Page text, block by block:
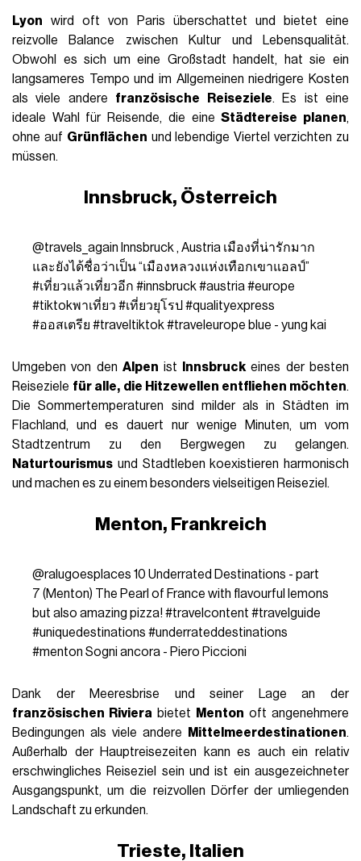
Lyon wird oft von Paris überschattet und bietet eine
reizvolle Balance zwischen Kultur und Lebensqualität.
Obwohl es sich um eine Großstadt handelt, hat sie ein
langsameres Tempo und im Allgemeinen niedrigere Kosten
als viele andere französische Reiseziele. Es ist eine
ideale Wahl für Reisende, die eineStädtereise planen,
ohne auf Grünflächen und lebendige Viertel verzichten zu
müssen.
Innsbruck, Österreich
@travels_again Innsbruck , Austria เมืองที่น่ารักมาก
และยังได้ชื่อว่าเป็น “เมืองหลวงแห่งเทือกเขาแอลป์”
#เที่ยวแล้วเที่ยวอีก #innsbruck #austria#europe
#tiktokพาเที่ยว #เที่ยวยุโรป #qualityexpress
#ออสเตรีย #traveltiktok #traveleurope blue - yung kai
Umgeben von den Alpen ist Innsbruck eines der besten
Reiseziele für alle, die Hitzewellen entfliehen möchten.
Die Sommertemperaturen sind milder als in Städten im
Flachland, und es dauert nur wenige Minuten, um vom
Stadtzentrum zu den Bergwegen zu gelangen.
Naturtourismus und Stadtleben koexistieren harmonisch
und machen es zu einem besonders vielseitigen Reiseziel.
Menton, Frankreich
@ralugoesplaces 10 Underrated Destinations - part
7 (Menton) The Pearl of France with flavourful lemons
but also amazing pizza! #travelcontent #travelguide
#uniquedestinations #underrateddestinations
#menton Sogni ancora - Piero Piccioni
Dank der Meeresbrise und seiner Lage an der
französischen Riviera bietet Menton oft angenehmere
Bedingungen als viele andere
Mittelmeerdestinationen.
Außerhalb der Hauptreisezeiten kann es auch ein relativ
erschwingliches Reiseziel sein und ist ein ausgezeichneter
Ausgangspunkt, um die reizvollen Dörfer der umliegenden
Landschaft zu erkunden.
Trieste, Italien